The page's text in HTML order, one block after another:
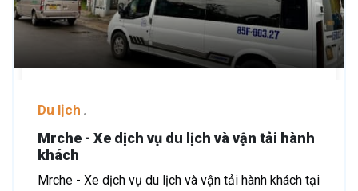
Du lịch
Mrche - Xe dịch vụ du lịch và vận tải hành
khách
Mrche - Xe dịch vụ du lịch và vận tải hành khách tại